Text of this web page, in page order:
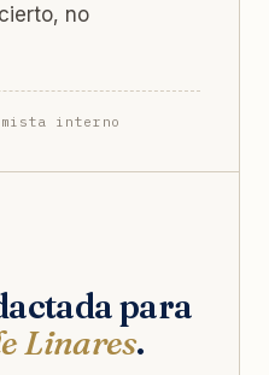
no
interno
para
Linares.